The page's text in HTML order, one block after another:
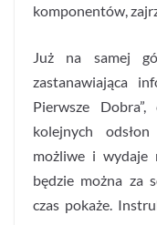
komponentów,
Już na samej
zastanawiająca
Pierwsze
kolejnych
możliwe i wydaje
będzie można za
czas pokaże.